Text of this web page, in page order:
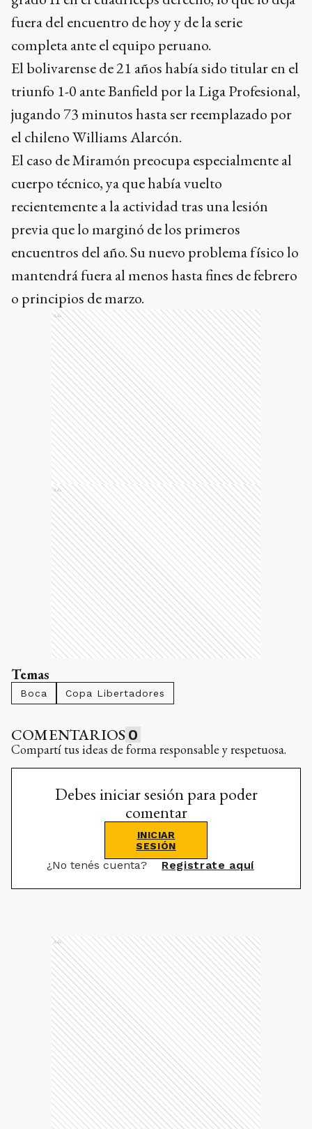
fuera del encuentro de hoy y de la serie
completa ante el equipo peruano.
El bolivarense de 21 años había sido titular en el
triunfo 1-0 ante Banfield por la Liga Profesional,
jugando 73 minutos hasta ser reemplazado por
el chileno Williams Alarcón.
El caso de Miramón preocupa especialmente al
cuerpo técnico, ya que había vuelto
recientemente a la actividad tras una lesión
previa que lo marginó de los primeros
encuentros del año. Su nuevo problema físico lo
mantendrá fuera al menos hasta fines de febrero
o principios de marzo.
Ads
Ads
Temas
Boca Copa Libertadores
COMENTARIOS 0
Compartí tus ideas de forma responsable y respetuosa.
Debes iniciar sesión para poder
comentar
INICIAR
SESIÓN
¿No tenés cuenta? Registrate aquí
Ads